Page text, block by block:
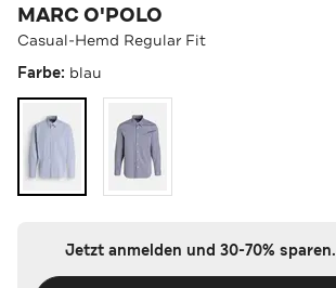
MARC O'POLO
Casual-Hemd Regular Fit
Farbe: blau
Jetzt anmelden und 30-70% sparen.